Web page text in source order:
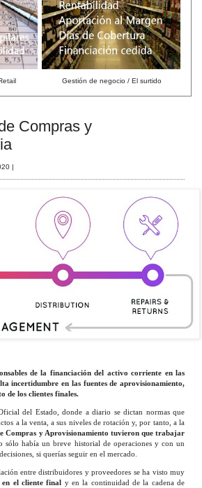
Gestión de negocio / El surtido
Compras y
|
de la financiación del activo corriente en las
incertidumbre en las fuentes de aprovisionamiento,
de los clientes finales.
del Estado, donde a diario se dictan normas que
a la venta, a sus niveles de rotación y, por tanto, a la
Compras y Aprovisionamiento tuvieron que trabajar
sólo había un breve historial de operaciones y con un
si querías seguir en el mercado.
entre distribuidores y proveedores se ha visto muy
en el cliente final y en la continuidad de la cadena de